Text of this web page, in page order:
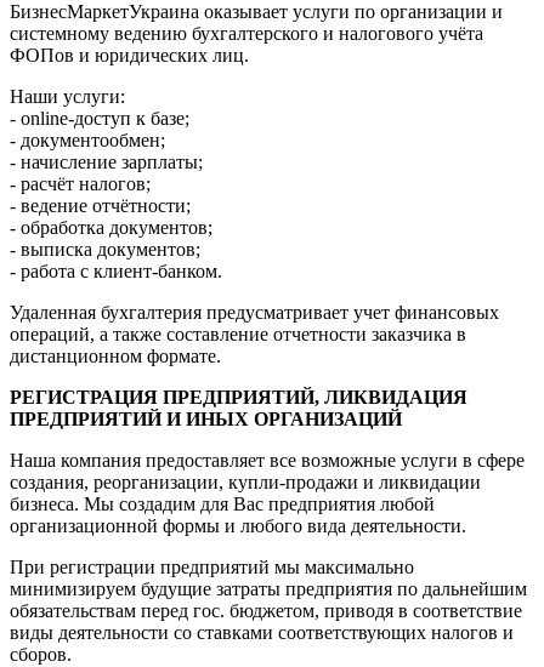
БизнесМаркетУкраина оказывает услуги по организации и
системному ведению бухгалтерского и налогового учёта
ФОПов и юридических лиц.
Наши услуги:
- online-доступ к базе;
- документообмен;
- начисление зарплаты;
- расчёт налогов;
- ведение отчётности;
- обработка документов;
- выписка документов;
- работа с клиент-банком.
Удаленная бухгалтерия предусматривает учет финансовых
операций, а также составление отчетности заказчика в
дистанционном формате.
РЕГИСТРАЦИЯ ПРЕДПРИЯТИЙ, ЛИКВИДАЦИЯ
ПРЕДПРИЯТИЙ И ИНЫХ ОРГАНИЗАЦИЙ
Наша компания предоставляет все возможные услуги в сфере
создания, реорганизации, купли-продажи и ликвидации
бизнеса. Мы создадим для Вас предприятия любой
организационной формы и любого вида деятельности.
При регистрации предприятий мы максимально
минимизируем будущие затраты предприятия по дальнейшим
обязательствам перед гос. бюджетом, приводя в соответствие
виды деятельности со ставками соответствующих налогов и
сборов.